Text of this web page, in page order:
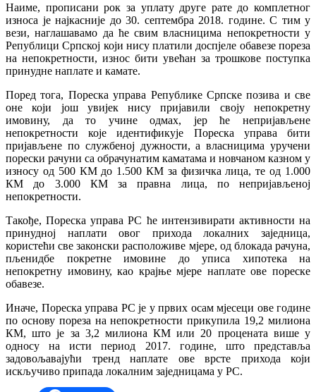
Наиме, прописани рок за уплату друге рате до комплетног
износа је најкасније до 30. септембра 2018. године. С тим у
вези, наглашавамо да ће свим власницима непокретности у
Републици Српској који нису платили доспјеле обавезе пореза
на непокретности, износ бити увећан за трошкове поступка
принудне наплате и камате.
Поред тога, Пореска управа Републике Српске позива и све
оне који још увијек нису пријавили своју непокретну
имовину, да то учине одмах, јер ће непријављене
непокретности које идентификује Пореска управа бити
пријављене по службеној дужности, а власницима уручени
порески рачуни са обрачунатим каматама и новчаном казном у
износу од 500 КМ до 1.500 КМ за физичка лица, те од 1.000
КМ до 3.000 КМ за правна лица, по непријављеној
непокретности.
Такође, Пореска управа РС ће интензивирати активности на
принудној наплати овог прихода локалних заједница,
користећи све законски расположиве мјере, од блокада рачуна,
пљенидбе покретне имовине до уписа хипотека на
непокретну имовину, као крајње мјере наплате ове пореске
обавезе.
Иначе, Пореска управа РС је у првих осам мјесеци ове године
по основу пореза на непокретности прикупила 19,2 милиона
КМ, што је за 3,2 милиона КМ или 20 процената више у
односу на исти период 2017. године, што представља
задовољавајући тренд наплате ове врсте прихода који
искључиво припада локалним заједницама у РС.